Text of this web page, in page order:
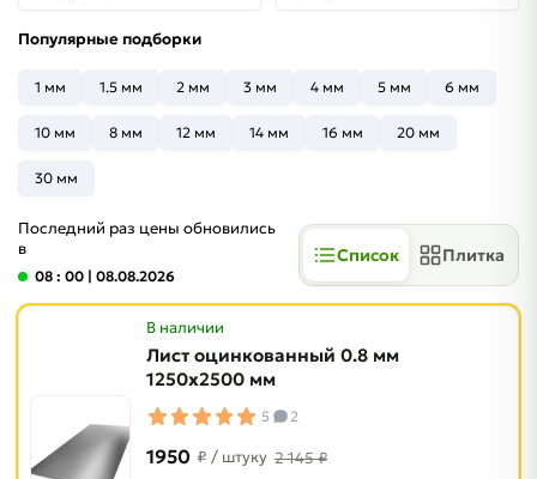
Популярные подборки
1 мм 1.5 мм 2 мм 3 мм 4 мм 5 мм 6 мм
10 мм 8 мм 12 мм 14 мм 16 мм 20 мм
30 мм
Последний раз цены обновились
в
08 : 00 | 08.08.2026
Список Плитка
В наличии
Лист оцинкованный 0.8 мм
1250х2500 мм
5 2
1950 ₽ / штуку 2 145 ₽